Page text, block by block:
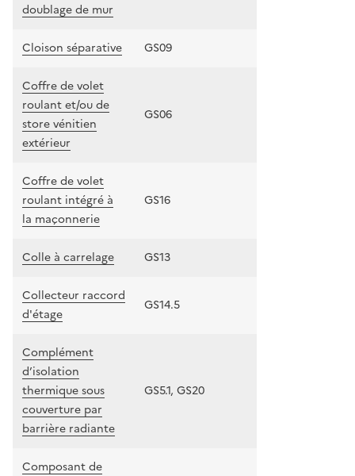
doublage de mur
Cloison séparative GS09
Coffre de volet
roulant et/ou de
store vénitien
extérieur
GS06
Coffre de volet
roulant intégré à
la maçonnerie
GS16
Colle à carrelage GS13
Collecteur raccord
d'étage
GS14.5
Complément
d’isolation
thermique sous
couverture par
barrière radiante
GS5.1, GS20
Composant de